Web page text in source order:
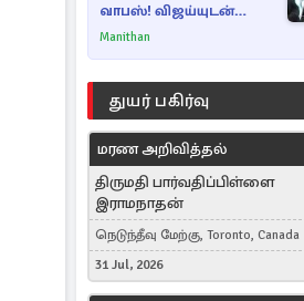
வாபஸ்! விஜய்யுடன்
மீண்டும் இணைவாரா?
Manithan
துயர் பகிர்வு
மரண அறிவித்தல்
திருமதி பார்வதிப்பிள்ளை
இராமநாதன்
நெடுந்தீவு மேற்கு, Toronto, Canada
31 Jul, 2026